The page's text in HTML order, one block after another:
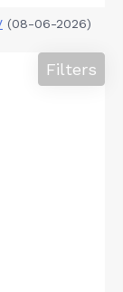
(08-06-2026)
Filters